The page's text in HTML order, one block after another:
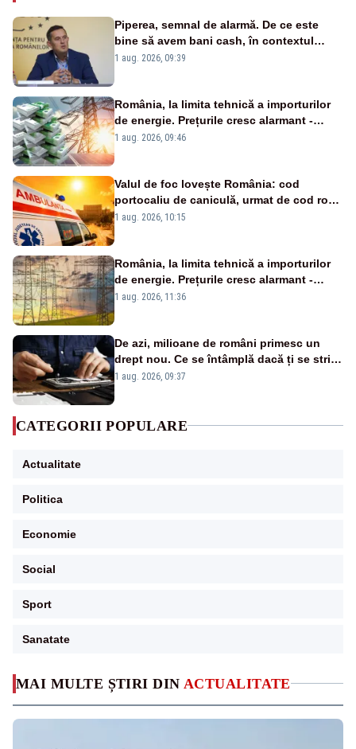
MAI MULTE ȘTIRI DIN ACTUALITATE
Piperea, semnal de alarmă. De ce este
bine să avem bani cash, în contextul
alertei energetice?
1 aug. 2026, 09:39
România, la limita tehnică a importurilor
de energie. Prețurile cresc alarmant -
Analiză Realitatea Plus
1 aug. 2026, 09:46
Valul de foc lovește România: cod
portocaliu de caniculă, urmat de cod roșu
duminică. Temperaturile urcă spre 40°C
1 aug. 2026, 10:15
România, la limita tehnică a importurilor
de energie. Prețurile cresc alarmant -
Analiză Realitatea Plus
1 aug. 2026, 11:36
De azi, milioane de români primesc un
drept nou. Ce se întâmplă dacă ți se strică
un produs
1 aug. 2026, 09:37
CATEGORII POPULARE
Actualitate
Politica
Economie
Social
Sport
Sanatate